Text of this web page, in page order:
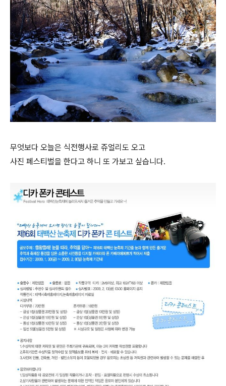
무엇보다 오늘은 식전행사로 쥬얼리도 오고
사진 페스티벌을 한다고 하니 또 가보고 싶습니다.